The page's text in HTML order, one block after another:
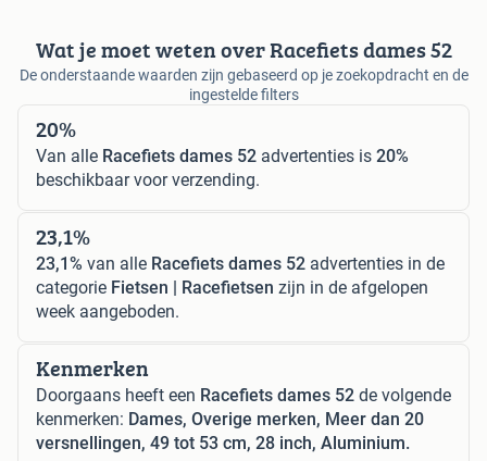
Wat je moet weten over Racefiets dames 52
De onderstaande waarden zijn gebaseerd op je zoekopdracht en de
ingestelde filters
20%
Van alle Racefiets dames 52 advertenties is 20%
beschikbaar voor verzending.
23,1%
23,1% van alle Racefiets dames 52 advertenties in de
categorie Fietsen | Racefietsen zijn in de afgelopen
week aangeboden.
Kenmerken
Doorgaans heeft een Racefiets dames 52 de volgende
kenmerken: Dames, Overige merken, Meer dan 20
versnellingen, 49 tot 53 cm, 28 inch, Aluminium.